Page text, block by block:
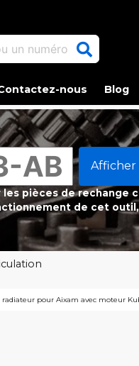
d'article.
nous Blog
Afficher
pièces de
de cet
pour Aixam avec moteur